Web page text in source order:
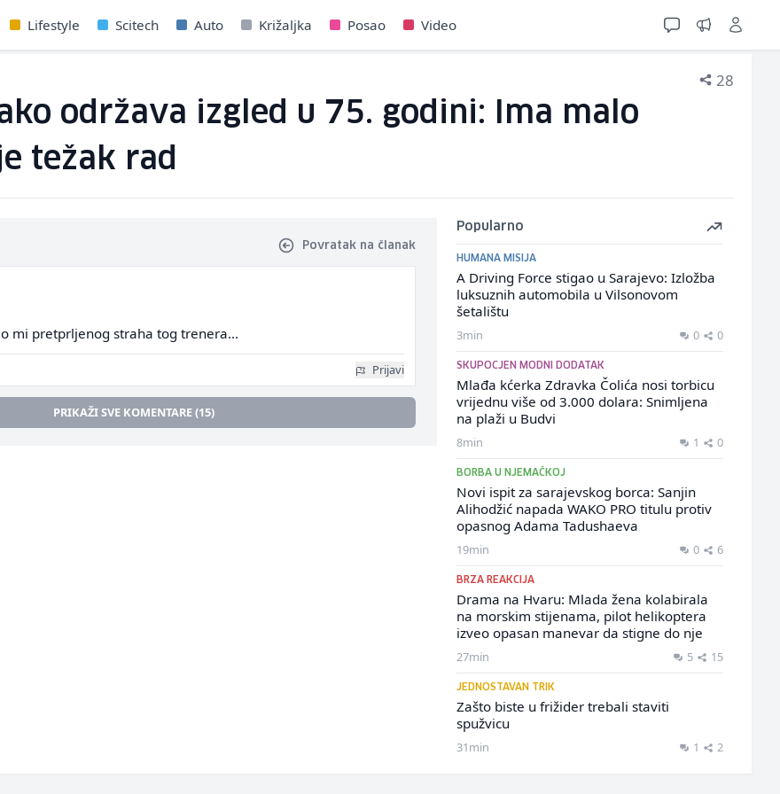
Lifestyle Scitech Auto Križaljka Posao Video
28
održava izgled u 75. godini: Ima malo
težak rad
Povratak na članak
mi pretprljenog straha tog trenera...
Prijavi
PRIKAŽI SVE KOMENTARE (15)
Popularno
HUMANA MISIJA
A Driving Force stigao u Sarajevo: Izložba
luksuznih automobila u Vilsonovom
šetalištu
3min 0 0
SKUPOCJEN MODNI DODATAK
Mlađa kćerka Zdravka Čolića nosi torbicu
vrijednu više od 3.000 dolara: Snimljena
na plaži u Budvi
8min 1 0
BORBA U NJEMAČKOJ
Novi ispit za sarajevskog borca: Sanjin
Alihodžić napada WAKO PRO titulu protiv
opasnog Adama Tadushaeva
19min 0 6
BRZA REAKCIJA
Drama na Hvaru: Mlada žena kolabirala
na morskim stijenama, pilot helikoptera
izveo opasan manevar da stigne do nje
27min 5 15
JEDNOSTAVAN TRIK
Zašto biste u frižider trebali staviti
spužvicu
31min 1 2